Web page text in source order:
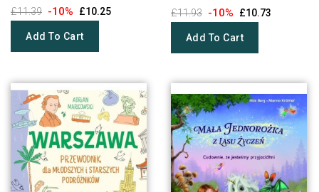
£11.39 -10% £10.25
Add To Cart
£11.93 -10% £10.73
Add To Cart